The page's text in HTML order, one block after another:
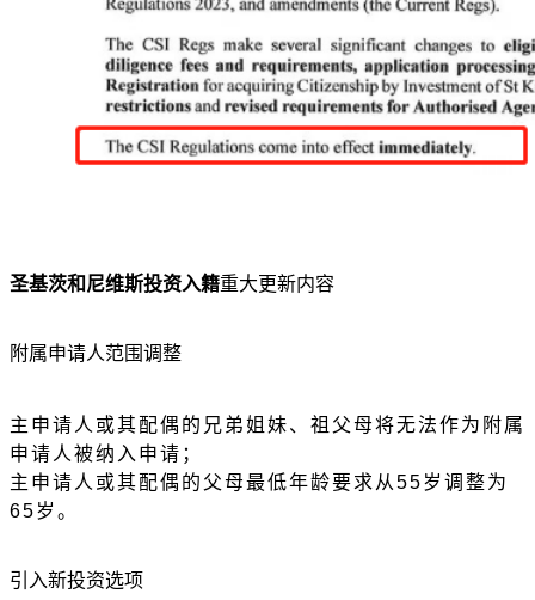
圣基茨和尼维斯投资入籍重大更新内容
附属申请人范围调整
主申请人或其配偶的兄弟姐妹、祖父母将无法作为附属
申请人被纳入申请；
主申请人或其配偶的父母最低年龄要求从 55岁调整为
65岁。
引入新投资选项